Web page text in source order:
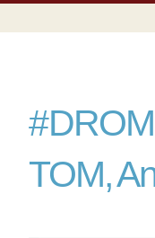
#
TOM,